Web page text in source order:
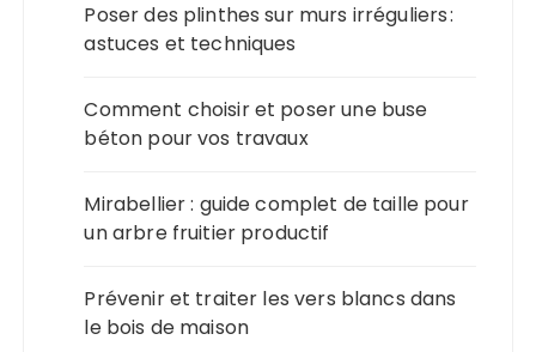
Poser des plinthes sur murs irréguliers :
astuces et techniques
Comment choisir et poser une buse
béton pour vos travaux
Mirabellier : guide complet de taille pour
un arbre fruitier productif
Prévenir et traiter les vers blancs dans
le bois de maison